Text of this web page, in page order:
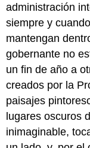
administración
siempre y
mantengan
gobernante no
un fin de año a
creados por la
paisajes
lugares oscuros
inimaginable,